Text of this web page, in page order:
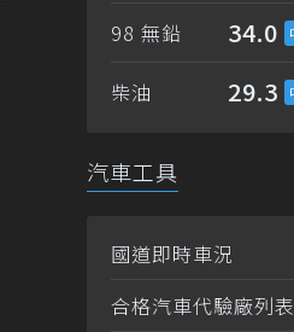
98 無鉛 34.0
柴油 29.3
汽車工具
國道即時車況
合格汽車代驗廠列表